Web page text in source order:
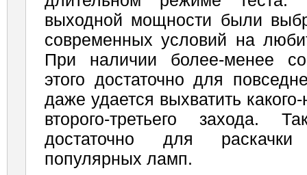
выходной мощности были
современных условий на
При наличии более-менее
этого достаточно для
даже удается выхватить
второго-треть­его захода.
достаточно для раскачки
популярных ламп.